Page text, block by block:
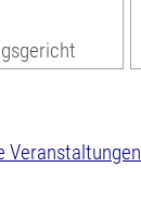
Veranstaltungen